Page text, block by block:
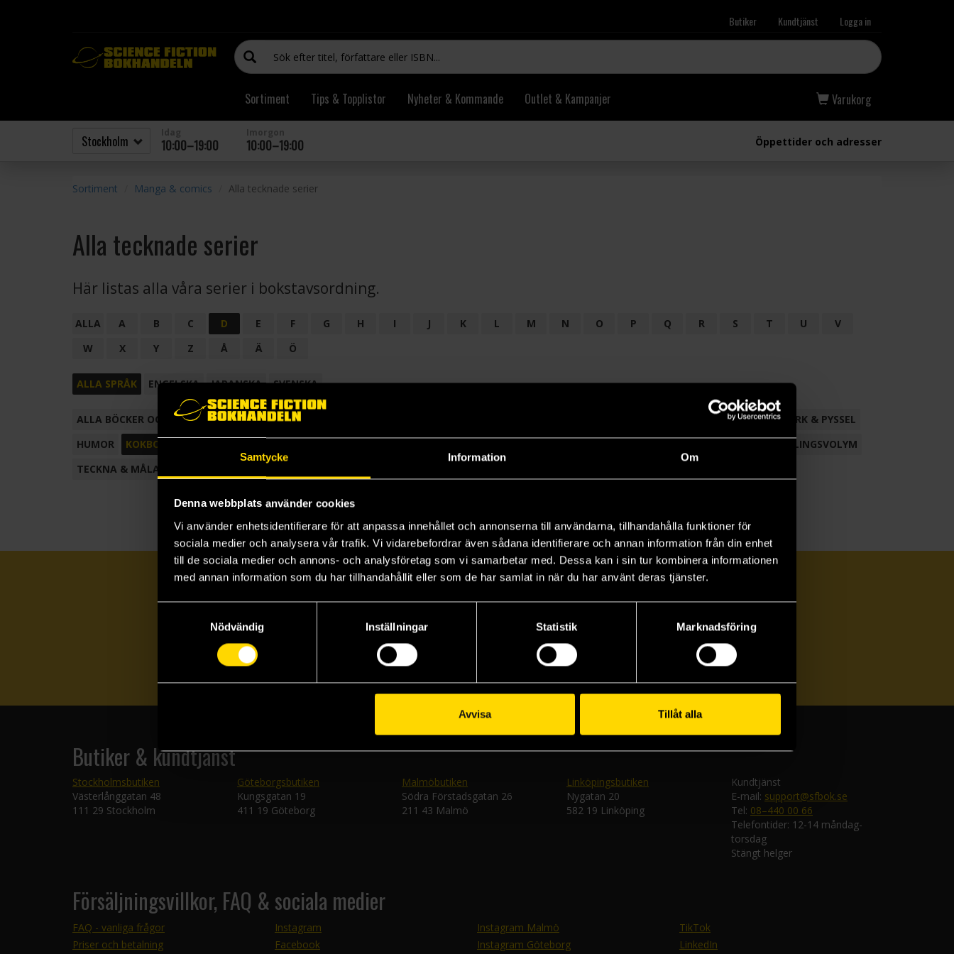
Samtycke Information Om
Denna webbplats använder cookies
Vi använder enhetsidentifierare för att anpassa innehållet och annonserna till användarna, tillhandahålla funktioner för
sociala medier och analysera vår trafik. Vi vidarebefordrar även sådana identifierare och annan information från din enhet
till de sociala medier och annons- och analysföretag som vi samarbetar med. Dessa kan i sin tur kombinera informationen
med annan information som du har tillhandahållit eller som de har samlat in när du har använt deras tjänster.
Nödvändig
Inställningar Statistik Marknadsföring
Avvisa Tillåt alla
Butiker Kundtjänst Logga in
Sortiment Tips & Topplistor Nyheter & Kommande Outlet & Kampanjer Varukorg
10:00–19:00 10:00–19:00 Öppettider och adresser
Sortiment Manga & comics Alla tecknade serier
Alla tecknade serier
Här listas alla våra serier i bokstavsordning.
ALLA A B C D E F G H I J K L M N O P Q R S T U
V
W
X Y Z Å Ä Ö
ALLA SPRÅK ENGELSKA JAPANSKA SVENSKA
ALLA BÖCKER OCH TECKNADE SERIER ANTOLOGI FACKLITTERATUR
HANTVERK & PYSSEL
HUMOR
KOKBOK
SAMLINGSVOLYM
TECKNA & MÅLA
Prenumerera på vårt nyhetsbrev
Butiker & kundtjänst
Stockholmsbutiken
Västerlånggatan 48
111 29 Stockholm
Göteborgsbutiken
Kungsgatan 19
411 19 Göteborg
Malmöbutiken
Södra Förstadsgatan 26
211 43 Malmö
Linköpingsbutiken
Nygatan 20
582 19 Linköping
Kundtjänst
E-mail: support@sfbok.se
Tel: 08–440 00 66
Telefontider: 12-14 måndag-
torsdag
Stängt helger
Försäljningsvillkor, FAQ & sociala medier
FAQ - vanliga frågor
Priser och betalning
Instagram
Facebook
Instagram Malmö
Instagram Göteborg
TikTok
LinkedIn